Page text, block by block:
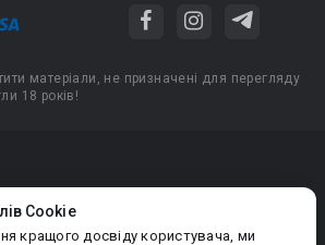
Cookie
кращого досвіду користувача, ми
матеріали, не призначені для перегляду
18 років!